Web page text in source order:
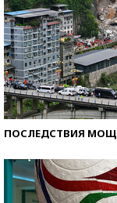
ПОСЛЕДСТВИЯ